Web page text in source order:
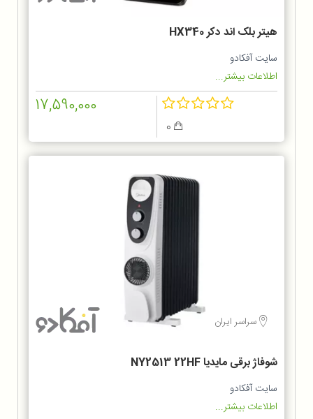
هیتر بلک اند دکر HX340
سایت آفکادو
اطلاعات بیشتر...
17,590,000
سراسر ایران
شوفاژ برقی مایدیا NY2513 22HF
سایت آفکادو
اطلاعات بیشتر...